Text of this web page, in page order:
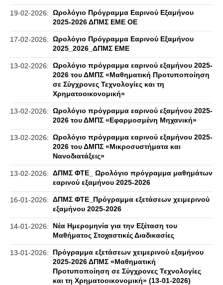
19-02-2026: Ωρολόγιο Πρόγραμμα Εαρινού Εξαμήνου
2025-2026 ΔΠΜΣ ΕΜΕ ΟΕ
17-02-2026: Ωρολόγιο Πρόγραμμα Εαρινού Εξαμήνου
2025_2026_ΔΠΜΣ ΕΜΕ
13-02-2026: Ωρολόγιο πρόγραμμα εαρινού εξαμήνου 2025-
2026 του ΔΜΠΣ «Μαθηματική Προτυποποίηση
σε Σύγχρονες Τεχνολογίες και τη
Χρηματοοικονομική»
13-02-2026: Ωρολόγιο πρόγραμμα εαρινού εξαμήνου 2025-
2026 του ΔΜΠΣ «Εφαρμοσμένη Μηχανική»
13-02-2026: Ωρολόγιο πρόγραμμα εαρινού εξαμήνου 2025-
2026 του ΔΜΠΣ «Μικροσυστήματα και
Νανοδιατάξεις»
13-02-2026: ΔΠΜΣ ΦΤΕ_ Ωρολόγιο πρόγραμμα μαθημάτων
εαρινού εξαμήνου 2025-2026
16-01-2026: ΔΠΜΣ ΦΤΕ_Πρόγραμμα εξετάσεων χειμερινού
εξαμήνου 2025-2026
14-01-2026:
Νέα Ημερομηνία για την Εξέταση του
Μαθήματος Στοχαστικές Διαδικασίες
13-01-2026:
Πρόγραμμα εξετάσεων χειμερινού εξαμήνου
2025-2026 ΔΠΜΣ «Μαθηματική
Προτυποποίηση σε Σύγχρονες Τεχνολογίες
και τη Χρηματοοικονομική» (13-01-2026)